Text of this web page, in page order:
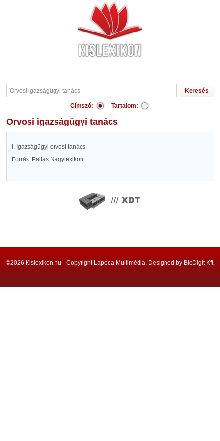
Címszó: Tartalom:
Orvosi igazságügyi tanács
l. Igazságügyi orvosi tanács.
Forrás: Pallas Nagylexikon
©2026 Kislexikon.hu - Copyright Lapoda Multimédia, Designed by BioDigit Kft.